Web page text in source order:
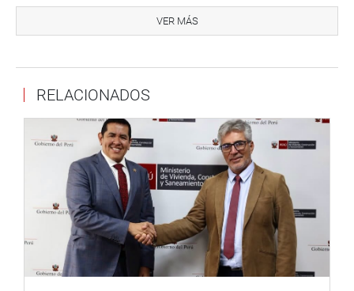
Essalud para que, en ejercicio de sus funciones, emita las
directivas y procedimientos internos necesarios para su
acceder a esta promoción, el postulante debe tener la
condición de nombrado mediante Decreto Legislativo
N°276 o contratado mediante el Decreto Legislativo N.
°728, contar con título profesional universitario y
colegiatura habilitada, establecido para desempeñar la
plaza vacante, tener como mínimo de cuatro (04) años de
tiempo de servicios ininterrumpidos o acumulados en la
instituci6n bajo el mismo régimen laboral, entre otros.
Aguinaga precisó que la Promoción Interna de Personal
alcanza a los que vienen laborando en la institución, y por
VER MÁS
RELACIONADOS